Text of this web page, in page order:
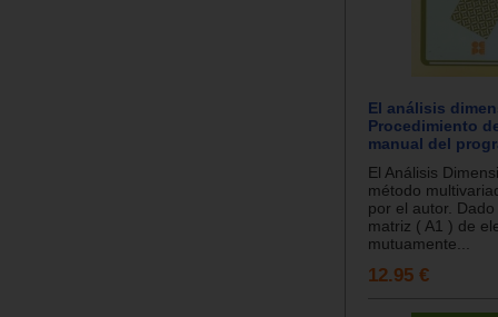
El análisis
Procedimiento
manual del
El Análisis
método
por el autor.
matriz ( A1 ) de
mutuamente...
12.95 €